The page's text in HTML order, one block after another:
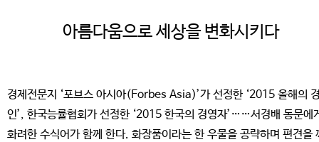
아름다움으로 세상을 변화시키다
경제전문지 ‘포브스 아시아(Forbes Asia)’가 선정한 ‘2015 올해의
인’, 한국능률협회가 선정한 ‘2015 한국의 경영자’……서경배 동문에
화려한 수식어가 함께 한다. 화장품이라는 한 우물을 공략하며 편견을